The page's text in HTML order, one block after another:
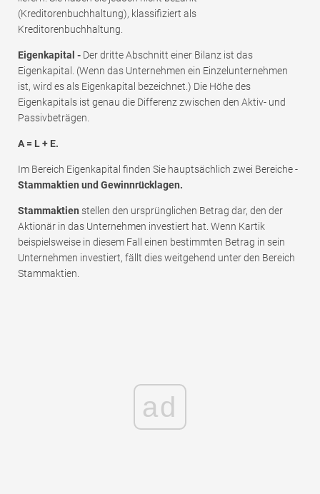
(Kreditorenbuchhaltung), klassifiziert als
Kreditorenbuchhaltung.
Eigenkapital - Der dritte Abschnitt einer Bilanz ist das
Eigenkapital. (Wenn das Unternehmen ein Einzelunternehmen
ist, wird es als Eigenkapital bezeichnet.) Die Höhe des
Eigenkapitals ist genau die Differenz zwischen den Aktiv- und
Passivbeträgen.
A = L + E.
Im Bereich Eigenkapital finden Sie hauptsächlich zwei Bereiche -
Stammaktien und Gewinnrücklagen.
Stammaktien stellen den ursprünglichen Betrag dar, den der
Aktionär in das Unternehmen investiert hat. Wenn Kartik
beispielsweise in diesem Fall einen bestimmten Betrag in sein
Unternehmen investiert, fällt dies weitgehend unter den Bereich
Stammaktien.
ad